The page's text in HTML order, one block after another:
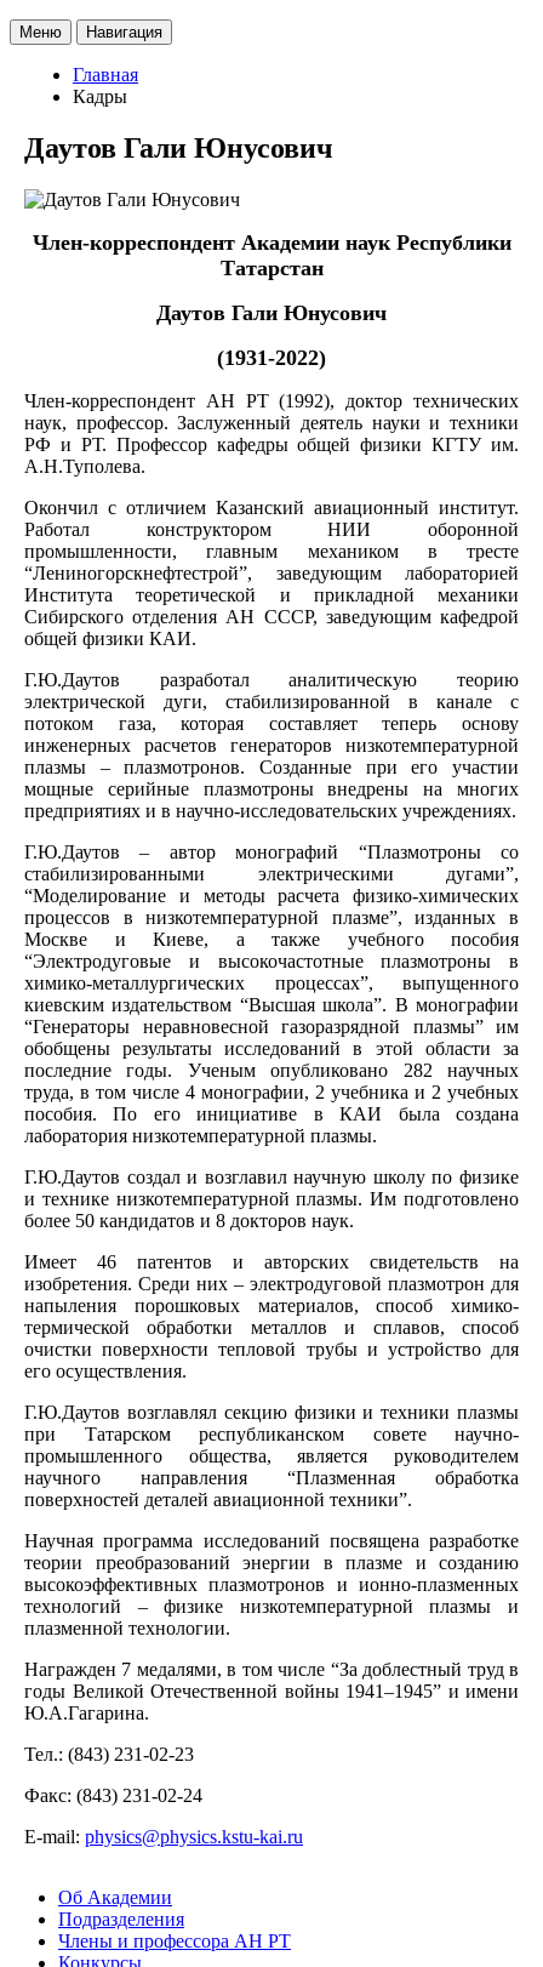
Меню Навигация
Главная
Кадры
Даутов Гали Юнусович
Член-корреспондент Академии наук Республики
Татарстан
Даутов Гали Юнусович
(1931-2022)
Член-корреспондент АН РТ (1992), доктор технических
наук, профессор. Заслуженный деятель науки и техники
РФ и РТ. Профессор кафедры общей физики КГТУ им.
А.Н.Туполева.
Окончил с отличием Казанский авиационный институт.
Работал конструктором НИИ оборонной
промышленности, главным механиком в тресте
“Лениногорскнефтестрой”, заведующим лабораторией
Института теоретической и прикладной механики
Сибирского отделения АН СССР, заведующим кафедрой
общей физики КАИ.
Г.Ю.Даутов разработал аналитическую теорию
электрической дуги, стабилизированной в канале с
потоком газа, которая составляет теперь основу
инженерных расчетов генераторов низкотемпературной
плазмы – плазмотронов. Созданные при его участии
мощные серийные плазмотроны внедрены на многих
предприятиях и в научно-исследовательских учреждениях.
Г.Ю.Даутов – автор монографий “Плазмотроны со
стабилизированными электрическими дугами”,
“Моделирование и методы расчета физико-химических
процессов в низкотемпературной плазме”, изданных в
Москве и Киеве, а также учебного пособия
“Электродуговые и высокочастотные плазмотроны в
химико-металлургических процессах”, выпущенного
киевским издательством “Высшая школа”. В монографии
“Генераторы неравновесной газоразрядной плазмы” им
обобщены результаты исследований в этой области за
последние годы. Ученым опубликовано 282 научных
труда, в том числе 4 монографии, 2 учебника и 2 учебных
пособия. По его инициативе в КАИ была создана
лаборатория низкотемпературной плазмы.
Г.Ю.Даутов создал и возглавил научную школу по физике
и технике низкотемпературной плазмы. Им подготовлено
более 50 кандидатов и 8 докторов наук.
Имеет 46 патентов и авторских свидетельств на
изобретения. Среди них – электродуговой плазмотрон для
напыления порошковых материалов, способ химико-
термической обработки металлов и сплавов, способ
очистки поверхности тепловой трубы и устройство для
его осуществления.
Г.Ю.Даутов возглавлял секцию физики и техники плазмы
при Татарском республиканском совете научно-
промышленного общества, является руководителем
научного направления “Плазменная обработка
поверхностей деталей авиационной техники”.
Научная программа исследований посвящена разработке
теории преобразований энергии в плазме и созданию
высокоэффективных плазмотронов и ионно-плазменных
технологий – физике низкотемпературной плазмы и
плазменной технологии.
Награжден 7 медалями, в том числе “За доблестный труд в
годы Великой Отечественной войны 1941–1945” и имени
Ю.А.Гагарина.
Тел.: (843) 231-02-23
Факс: (843) 231-02-24
E-mail: physics@physics.kstu-kai.ru
Об Академии
Подразделения
Члены и профессора АН РТ
Конкурсы